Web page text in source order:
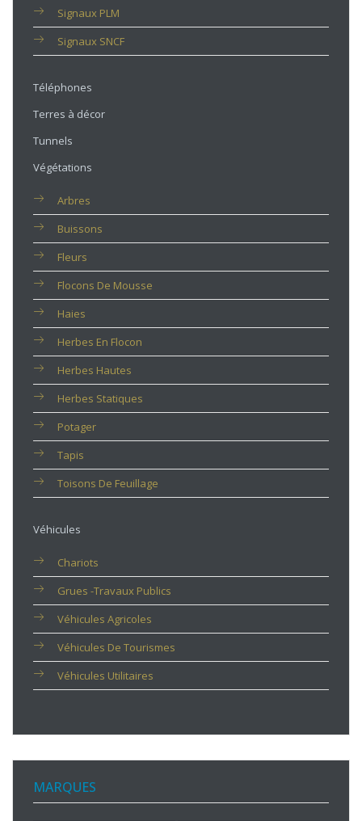
Signaux PLM
Signaux SNCF
Téléphones
Terres à décor
Tunnels
Végétations
Arbres
Buissons
Fleurs
Flocons De Mousse
Haies
Herbes En Flocon
Herbes Hautes
Herbes Statiques
Potager
Tapis
Toisons De Feuillage
Véhicules
Chariots
Grues -travaux Publics
Véhicules Agricoles
Véhicules De Tourismes
Véhicules Utilitaires
MARQUES